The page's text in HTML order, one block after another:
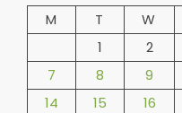
M
T W
1
2
7
8 9
14
15 16